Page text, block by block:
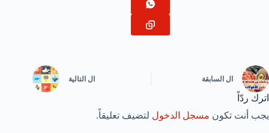
ال السابقة ال التالية
اترك ردّاً
يجب أنت تكون مسجل الدخول لتضيف تعليقاً.